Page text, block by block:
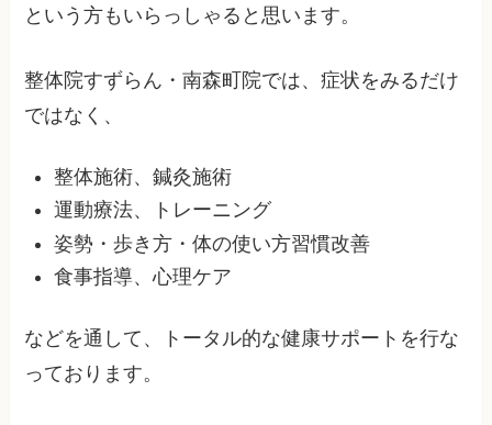
という方もいらっしゃると思います。
整体院すずらん・南森町院では、症状をみるだけ
ではなく、
整体施術、鍼灸施術
運動療法、トレーニング
姿勢・歩き方・体の使い方習慣改善
食事指導、心理ケア
などを通して、トータル的な健康サポートを行な
っております。